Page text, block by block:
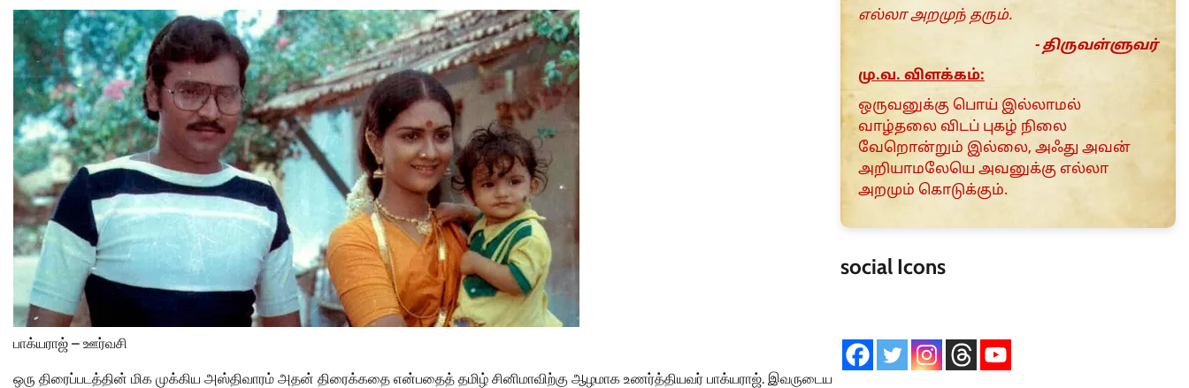
பாக்யராஜ் – ஊர்வசி
ஒரு திரைப்படத்தின் மிக முக்கிய அஸ்திவாரம் அதன் திரைக்கதை என்பதைத் தமிழ் சினிமாவிற்கு ஆழமாக உணர்த்தியவர் பாக்யராஜ். இவருடைய
எல்லா அறமுந் தரும்.
- திருவள்ளுவர்
மு.வ. விளக்கம்:
ஒருவனுக்கு பொய் இல்லாமல்
வாழ்தலை விடப் புகழ் நிலை
வேறொன்றும் இல்லை, அஃது அவன்
அறியாமலேயெ அவனுக்கு எல்லா
அறமும் கொடுக்கும்.
social Icons